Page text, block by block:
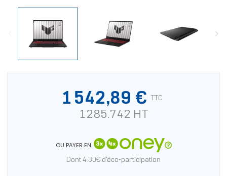
1 542,89 € TTC
1285.742 HT
OU PAYER EN
Dont 4.30€ d'éco-participation